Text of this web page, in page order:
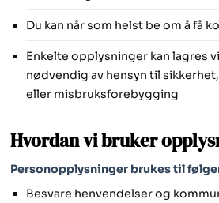
Du kan når som helst be om å få
Enkelte opplysninger kan lagres
nødvendig av hensyn til
eller misbruksforebygging
Hvordan vi bruker
Personopplysninger brukes til
Besvare henvendelser og